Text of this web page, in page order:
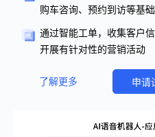
购车咨询、预约到访等基
通过智能工单，收集客户
开展有针对性的营销活动
了解更多 申请